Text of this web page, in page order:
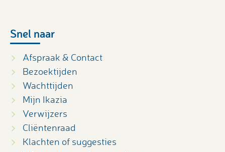
Snel naar
Afspraak & Contact
Bezoektijden
Wachttijden
Mijn Ikazia
Verwijzers
Cliëntenraad
Klachten of suggesties